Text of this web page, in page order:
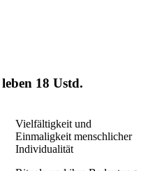
18 Ustd.
Vielfältigkeit und
Einmaligkeit menschlicher
Individualität